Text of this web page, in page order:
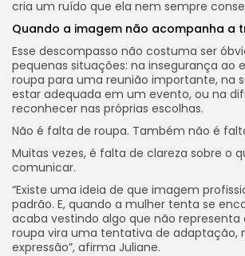
cria um ruído que ela nem sempre
Quando a imagem não acompanha a
Esse descompasso não costuma ser
pequenas situações: na insegurança ao
roupa para uma reunião importante, na
estar adequada em um evento, ou na
reconhecer nas próprias escolhas.
Não é falta de roupa. Também não é
Muitas vezes, é falta de clareza sobre o
comunicar.
“Existe uma ideia de que imagem
padrão. E, quando a mulher tenta se
acaba vestindo algo que não representa
roupa vira uma tentativa de adaptação,
expressão”, afirma Juliane.